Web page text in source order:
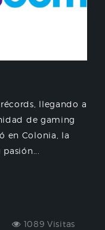
llegando a
de gaming
en Colonia, la
1089 Visitas